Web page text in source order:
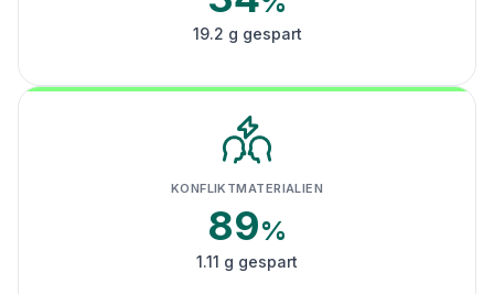
19.2 g gespart
KONFLIKTMATERIALIEN
89%
1.11 g gespart